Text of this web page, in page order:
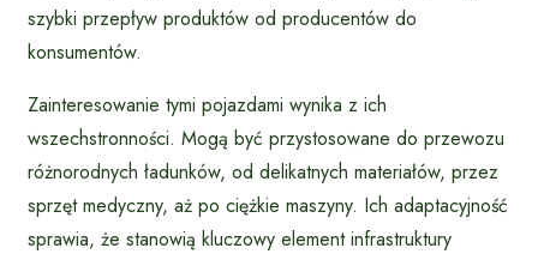
szybki przepływ produktów od producentów do
konsumentów.
Zainteresowanie tymi pojazdami wynika z ich
wszechstronności. Mogą być przystosowane do przewozu
różnorodnych ładunków, od delikatnych materiałów, przez
sprzęt medyczny, aż po ciężkie maszyny. Ich adaptacyjność
sprawia, że stanowią kluczowy element infrastruktury